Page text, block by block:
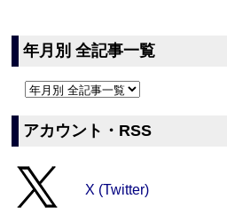
年月別 全記事一覧
アカウント・RSS
X (Twitter)